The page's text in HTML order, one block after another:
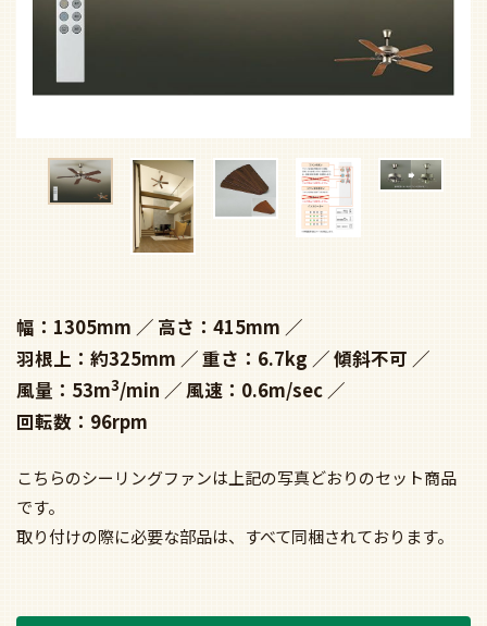
幅：1305mm
高さ：415mm
羽根上：約325mm
重さ：6.7kg
傾斜不可
風量：53m3/min
風速：0.6m/sec
回転数：96rpm
こちらのシーリングファンは上記の写真どおりのセット商品
です。
取り付けの際に必要な部品は、すべて同梱されております。